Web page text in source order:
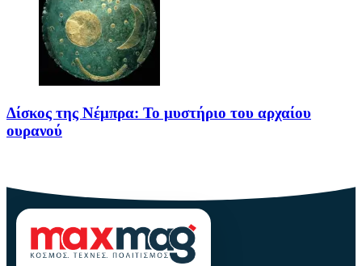
Δίσκος της Νέμπρα: Το μυστήριο του αρχαίου
ουρανού